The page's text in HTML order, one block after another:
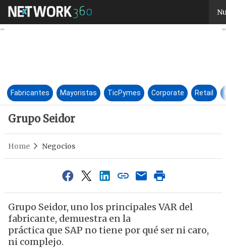
Grupo Seidor
Fabricantes Mayoristas TicPymes Corporate Retail
Grupo Seidor
Home Negocios
Grupo Seidor, uno los principales VAR del
fabricante, demuestra en la
práctica que SAP no tiene por qué ser ni caro,
ni complejo.